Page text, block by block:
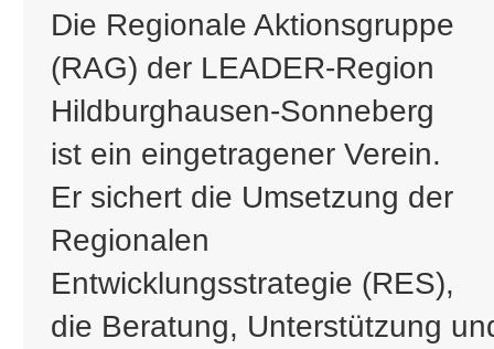
Die Regionale Aktionsgruppe
(RAG) der LEADER-Region
Hildburghausen-Sonneberg
ist ein eingetragener Verein.
Er sichert die Umsetzung der
Regionalen
Entwicklungsstrategie (RES),
die Beratung, Unterstützung